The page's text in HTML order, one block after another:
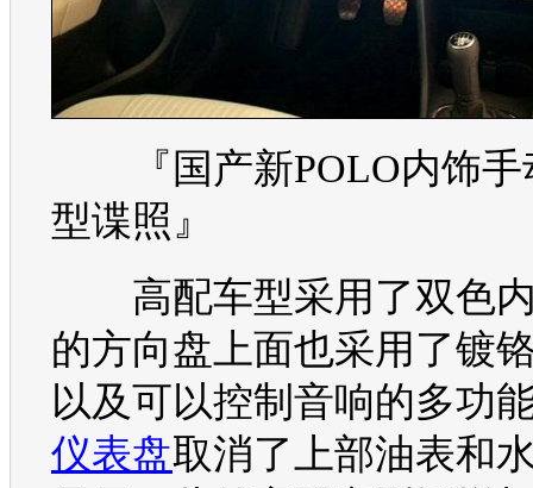
『国产新POLO内饰
型谍照』
高配车型采用了双色
的方向盘 上面也采用了镀
以及可以控制音响的多功
仪表盘取消了上部油表和